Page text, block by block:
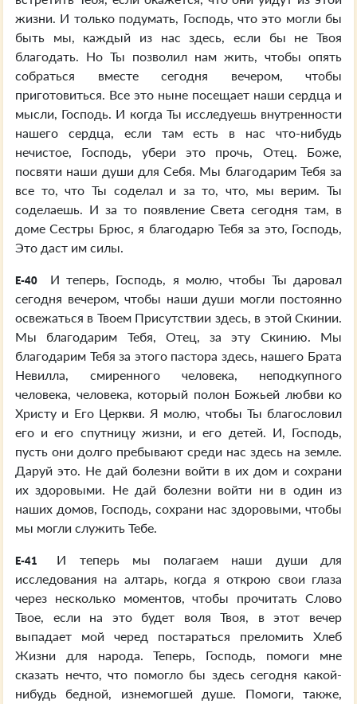
жизни. И только подумать, Господь, что это могли бы
быть мы, каждый из нас здесь, если бы не Твоя
благодать. Но Ты позволил нам жить, чтобы опять
собраться вместе сегодня вечером, чтобы
приготовиться. Все это ныне посещает наши сердца и
мысли, Господь. И когда Ты исследуешь внутренности
нашего сердца, если там есть в нас что-нибудь
нечистое, Господь, убери это прочь, Отец. Боже,
посвяти наши души для Себя. Мы благодарим Тебя за
все то, что Ты соделал и за то, что, мы верим. Ты
соделаешь. И за то появление Света сегодня там, в
доме Сестры Брюс, я благодарю Тебя за это, Господь,
Это даст им силы.
E-40
И теперь, Господь, я молю, чтобы Ты даровал
сегодня вечером, чтобы наши души могли постоянно
освежаться в Твоем Присутствии здесь, в этой Скинии.
Мы благодарим Тебя, Отец, за эту Скинию. Мы
благодарим Тебя за этого пастора здесь, нашего Брата
Невилла, смиренного человека, неподкупного
человека, человека, который полон Божьей любви ко
Христу и Его Церкви. Я молю, чтобы Ты благословил
его и его спутницу жизни, и его детей. И, Господь,
пусть они долго пребывают среди нас здесь на земле.
Даруй это. Не дай болезни войти в их дом и сохрани
их здоровыми. Не дай болезни войти ни в один из
наших домов, Господь, сохрани нас здоровыми, чтобы
мы могли служить Тебе.
E-41
И теперь мы полагаем наши души для
исследования на алтарь, когда я открою свои глаза
через несколько моментов, чтобы прочитать Слово
Твое, если на это будет воля Твоя, в этот вечер
выпадает мой черед постараться преломить Хлеб
Жизни для народа. Теперь, Господь, помоги мне
сказать нечто, что помогло бы здесь сегодня какой-
нибудь бедной, изнемогшей душе. Помоги, также,